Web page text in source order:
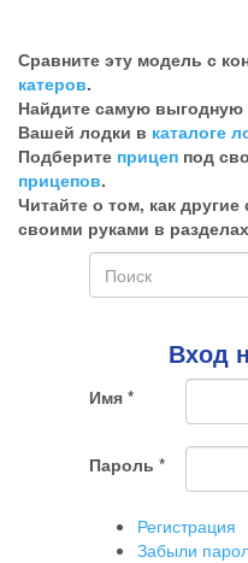
говорит
о
том,
что
Вы
хотите
ненужный
комментарий
Сравните эту модель с
катеров.
Найдите самую выгодную
Вашей лодки в каталоге
Подберите прицеп под
прицепов.
Читайте о том, как
своими руками в разделах
Форма
поиска
Вход
Имя *
Пароль *
Регистрация
Забыли